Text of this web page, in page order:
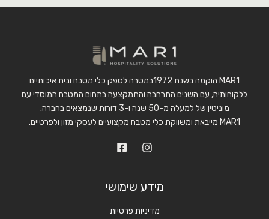
MAR1 הוקמה בשנת 1972במטרה לספק כלי מטבח ובית איכותיים
ללקוחותיה, עם השנים התרחבה והתמקצעה בתחום המטבח המוסדי עם
מוניטין של למעלה מ-50 שנה ו-3 דורות שנמצאים בחברה.
MAR1 מייבאת ומשווקת כלי מטבח מקצועיים לעסקי מזון ולפרטיים.
מידע שימושי
מדיניות פרטיות